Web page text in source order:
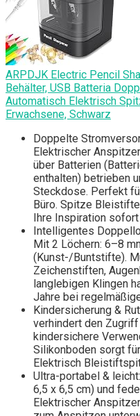
ARPDJK Electric Pencil
Behälter, USB Batteria
Automatisch Elektrisch
Erwachsene, Schwarz
Doppelte
Elektrischer
über Batterien
enthalten) betrieben
Steckdose. Perfekt
Büro. Spitze
Ihre Inspiration
Intelligentes
Mit 2 Löchern: 6–8
(Kunst-/Buntstifte).
Zeichenstiften,
langlebigen Klingen
Jahre bei
Kindersicherung &
verhindert den
kindersichere
Silikonboden sorgt
Elektrisch
Ultra-portabel &
6,5 x 6,5 cm) und
Elektrischer